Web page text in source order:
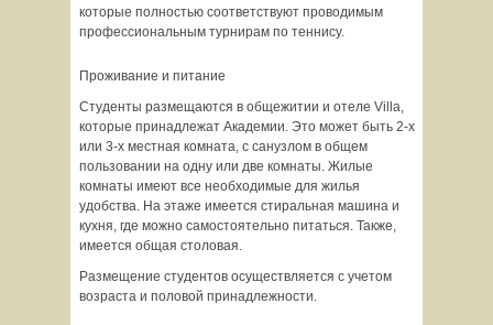
которые полностью соответствуют проводимым
профессиональным турнирам по теннису.
Проживание и питание
Студенты размещаются в общежитии и отеле Villa,
которые принадлежат Академии. Это может быть 2-х
или 3-х местная комната, с санузлом в общем
пользовании на одну или две комнаты. Жилые
комнаты имеют все необходимые для жилья
удобства. На этаже имеется стиральная машина и
кухня, где можно самостоятельно питаться. Также,
имеется общая столовая.
Размещение студентов осуществляется с учетом
возраста и половой принадлежности.